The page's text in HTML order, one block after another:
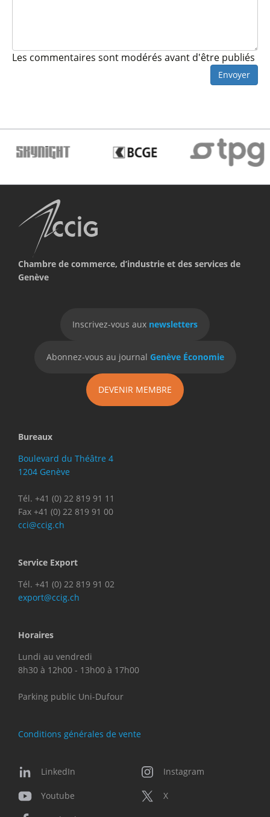
Les commentaires sont modérés avant d'être publiés
Envoyer
Chambre de commerce, d’industrie et des services de
Genève
Inscrivez-vous aux newsletters
Abonnez-vous au journal Genève Économie
DEVENIR MEMBRE
Bureaux
Boulevard du Théâtre 4
1204 Genève
Tél. +41 (0) 22 819 91 11
Fax +41 (0) 22 819 91 00
cci@ccig.ch
Service Export
Tél. +41 (0) 22 819 91 02
export@ccig.ch
Horaires
Lundi au vendredi
8h30 à 12h00 - 13h00 à 17h00
Parking public Uni-Dufour
Conditions générales de vente
LinkedIn Instagram
Youtube X